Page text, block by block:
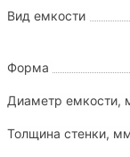
Вид емкости
Форма
Диаметр емкости,
Толщина стенки,